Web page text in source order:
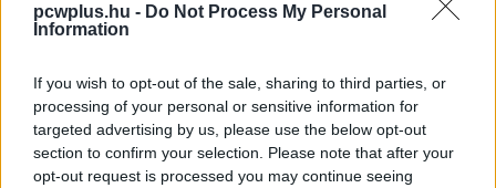
pcwplus.hu - Do Not Process My Personal
Information
If you wish to opt-out of the sale, sharing to third parties, or
processing of your personal or sensitive information for
targeted advertising by us, please use the below opt-out
section to confirm your selection. Please note that after your
opt-out request is processed you may continue seeing